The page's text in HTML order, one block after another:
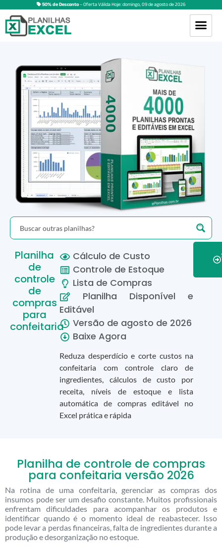
50% de Desconto– Oferta Válida Hoje:domingo,09deagostode2026
Planilha
de
controle
de
compras
para
confeitaria
Cálculo de Custo
Controle de Estoque
Lista de Compras
Planilha Disponível e
Editável
Versão de agosto de 2026
Baixe Agora
Reduza desperdício e corte custos na
confeitaria com controle claro de
ingredientes, cálculos de custo por
receita, níveis de estoque e lista
automática de compras editável no
Excel prática e rápida
Planilha de controle de compras
para confeitaria versão 2026
Na rotina de uma confeitaria, gerenciar as compras dos
insumos pode ser um desafio constante. Muitos profissionais
enfrentam dificuldades para acompanhar os produtos e
identificar quando é o momento ideal de reabastecer. Isso
pode levar a perdas financeiras, falta de ingredientes durante a
produção e desorganização no estoque.